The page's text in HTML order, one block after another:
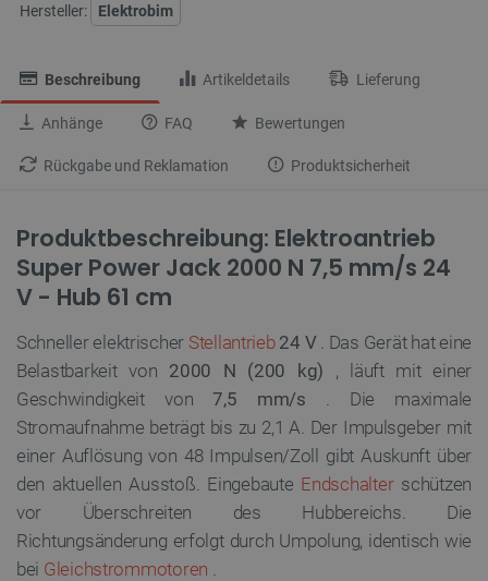
Hersteller: Elektrobim
Beschreibung Artikeldetails Lieferung
Anhänge FAQ Bewertungen
Rückgabe und Reklamation Produktsicherheit
Produktbeschreibung: Elektroantrieb
Super Power Jack 2000 N 7,5 mm/s 24
V - Hub 61 cm
Schneller elektrischer Stellantrieb 24 V. Das Gerät hat eine
Belastbarkeit von 2000 N (200 kg) , läuft mit einer
Geschwindigkeit von7,5 mm/s . Die maximale
Stromaufnahme beträgt bis zu 2,1 A. Der Impulsgeber mit
einer Auflösung von 48 Impulsen/Zoll gibt Auskunft über
den aktuellen Ausstoß. Eingebaute Endschalterschützen
vor Überschreiten des Hubbereichs. Die
Richtungsänderung erfolgt durch Umpolung, identisch wie
bei Gleichstrommotoren